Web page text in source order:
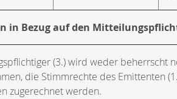
in Bezug auf den
(3.) wird weder beherrscht
die Stimmrechte des Emittenten
zugerechnet werden.